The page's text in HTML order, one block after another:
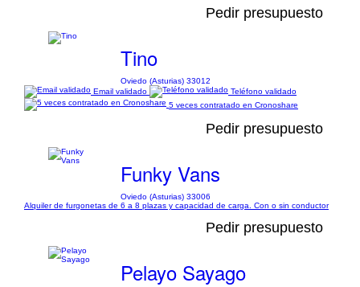
Pedir presupuesto
Tino
Oviedo (Asturias) 33012
Email validado
Teléfono validado
5 veces contratado en Cronoshare
Pedir presupuesto
Funky Vans
Oviedo (Asturias) 33006
Alquiler de furgonetas de 6 a 8 plazas y capacidad de carga. Con o sin conductor
Pedir presupuesto
Pelayo Sayago